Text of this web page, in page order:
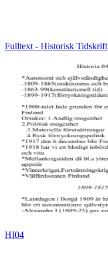
Fulltext - Historisk Tidskrift
HI04